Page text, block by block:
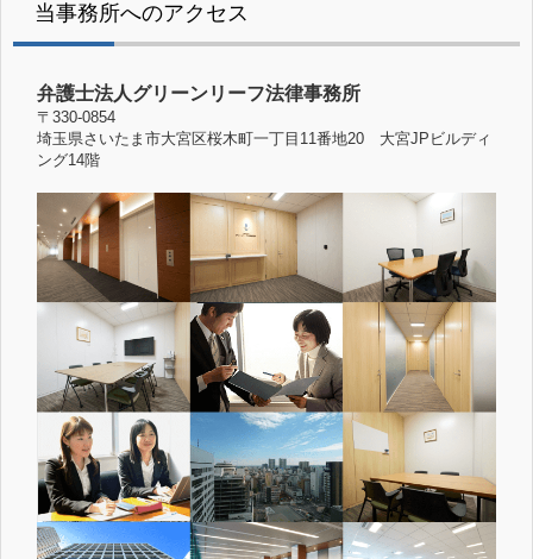
当事務所へのアクセス
弁護士法人グリーンリーフ法律事務所
〒330-0854
埼玉県さいたま市大宮区桜木町一丁目11番地20 大宮JPビルディ
ング14階